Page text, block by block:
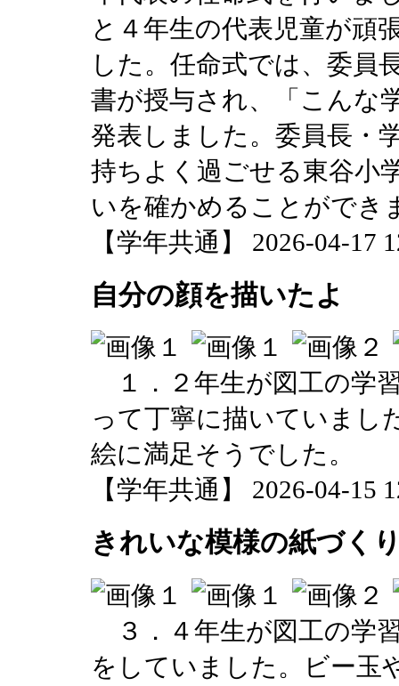
と４年生の代表児童が頑
した。任命式では、委員
書が授与され、「こんな
発表しました。委員長・
持ちよく過ごせる東谷小
いを確かめることができ
【学年共通】 2026-04-17
自分の顔を描いたよ
１．２年生が図工の学
って丁寧に描いていまし
絵に満足そうでした。
【学年共通】 2026-04-15
きれいな模様の紙づく
３．４年生が図工の学
をしていました。ビー玉